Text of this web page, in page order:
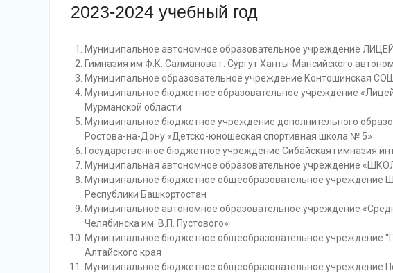
2023-2024 учебный год
Муниципальное автономное образовательное учреждение
Гимназия им Ф.К. Салманова г. Сургут Ханты-Мансийского
Муниципальное образовательное учреждение Контошинская
Муниципальное бюджетное образовательное учреждение
Мурманской области
Муниципальное бюджетное учреждение дополнительного
Ростова-на-Дону «Детско-юношеская спортивная школа № 5»
Государственное бюджетное учреждение Сибайская гимназия
Муниципальная автономное образовательное учреждение
Муниципальное бюджетное общеобразовательное учреждение
Республики Башкортостан
Муниципальное автономное образовательное учреждение
Челябинска им. В.П. Пустового»
Муниципальное бюджетное общеобразовательное учреждение
Алтайского края
Муниципальное бюджетное общеобразовательное учреждение